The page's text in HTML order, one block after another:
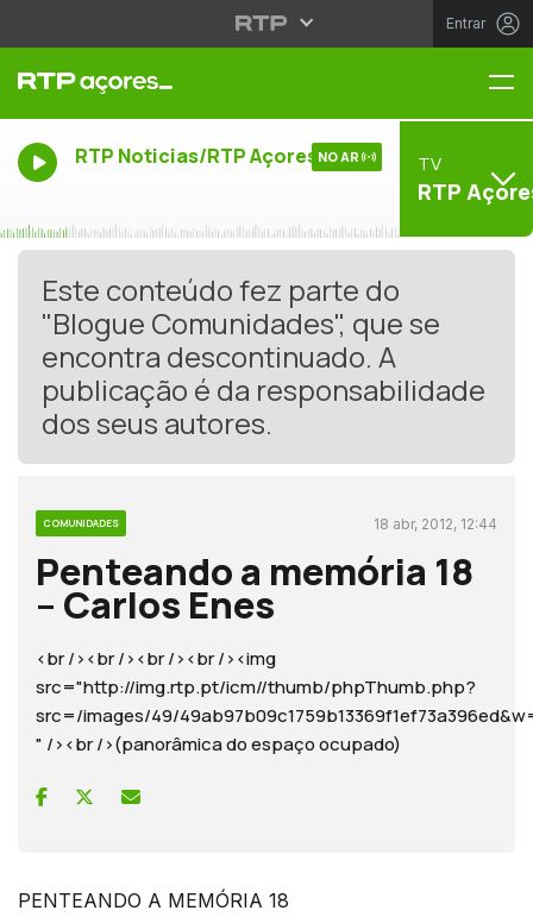
Entrar
RTP Noticias/RTP Açores NO AR TV
RTP
Este conteúdo fez parte do
"Blogue Comunidades", que se
encontra descontinuado. A
publicação é da responsabilidade
dos seus autores.
COMUNIDADES 18 abr, 2012, 12:44
Penteando a memória 18
– Carlos Enes
<br /><br /><br /><br /><img
src="http://img.rtp.pt/icm//thumb/phpThumb.php?
src=/images/49/
" /><br />(panorâmica do espaço ocupado)
PENTEANDO A MEMÓRIA 18